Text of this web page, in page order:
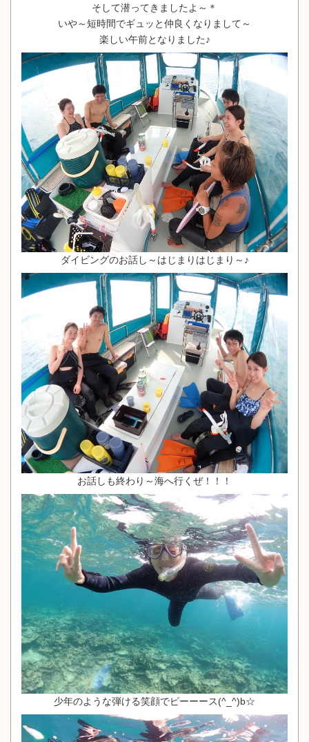
そして潜ってきましたよ～＊
いや～短時間でギュッと仲良くなりまして～
楽しい午前となりました♪
ダイビングのお話し～はじまりはじまり～♪
お話しも終わり～海へ行くぜ！！！
少年のような弾ける笑顔でピーーース(^_^)b☆